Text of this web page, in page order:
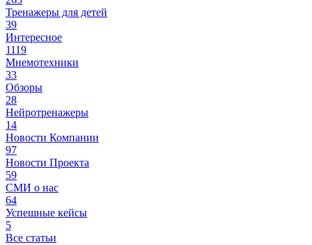
Тренажеры для детей
39
Интересное
1119
Мнемотехники
33
Обзоры
28
Нейротренажеры
14
Новости Компании
97
Новости Проекта
59
СМИ о нас
64
Успешные кейсы
5
Все статьи